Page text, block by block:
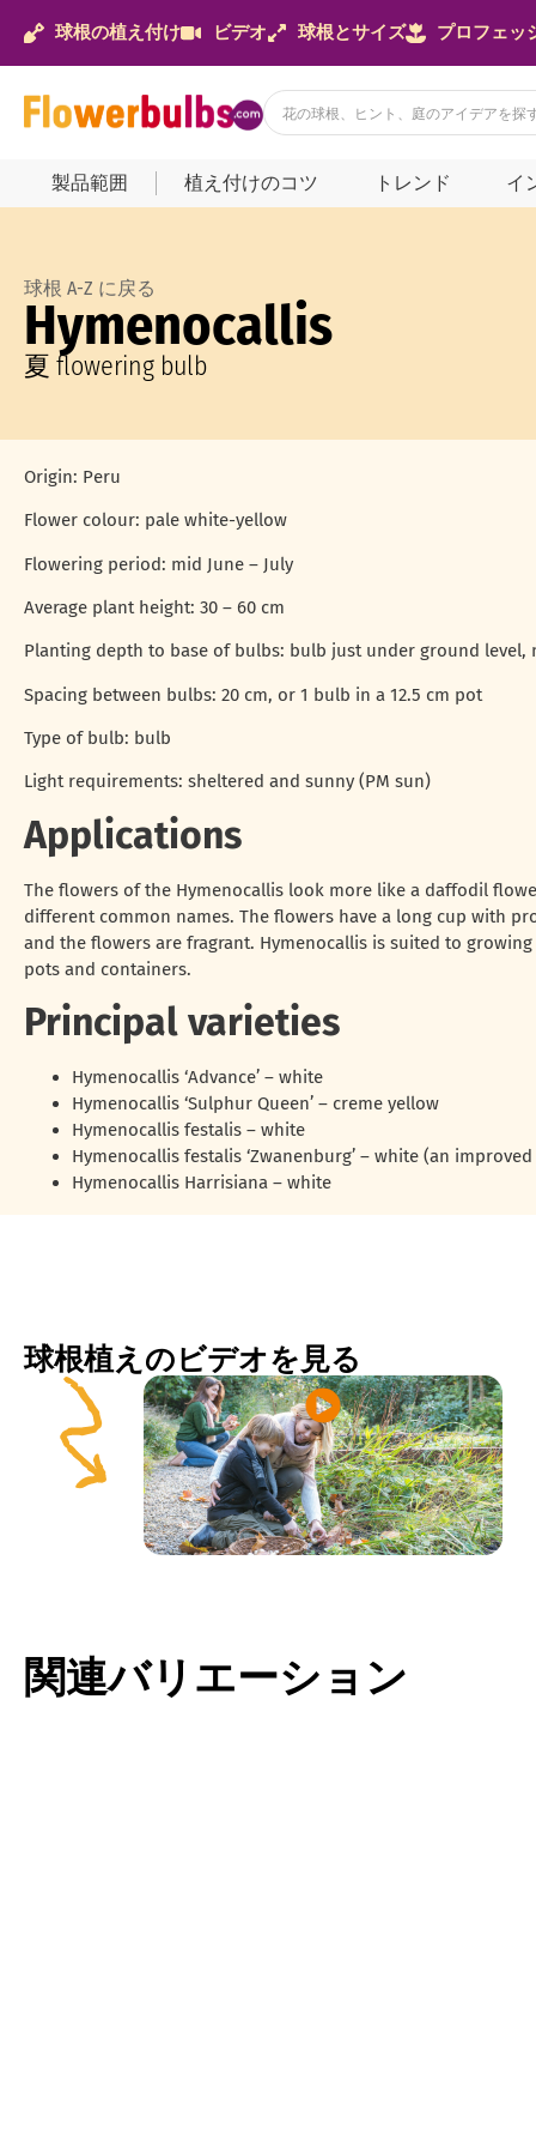
球根の植え付け ビデオ 球根とサイズ プロフェッ
製品範囲 植え付けのコツ トレンド イ
球根 A-Z に戻る
Hymenocallis
夏 flowering bulb
Origin: Peru
Flower colour: pale white-yellow
Flowering period: mid June – July
Average plant height: 30 – 60 cm
Planting depth to base of bulbs: bulb just under ground level,
Spacing between bulbs: 20 cm, or 1 bulb in a 12.5 cm pot
Type of bulb: bulb
Light requirements: sheltered and sunny (PM sun)
Applications
The flowers of the Hymenocallis look more like a daffodil
different common names. The flowers have a long cup with
and the flowers are fragrant. Hymenocallis is suited to
pots and containers.
Principal varieties
Hymenocallis ‘Advance’ – white
Hymenocallis ‘Sulphur Queen’ – creme yellow
Hymenocallis festalis – white
Hymenocallis festalis ‘Zwanenburg’ – white (an
Hymenocallis Harrisiana – white
球根植えのビデオを見る
関連バリエーション